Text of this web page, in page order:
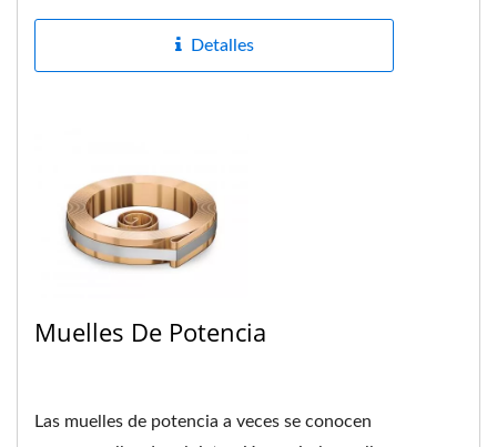
Detalles
Muelles De Potencia
Las muelles de potencia a veces se conocen